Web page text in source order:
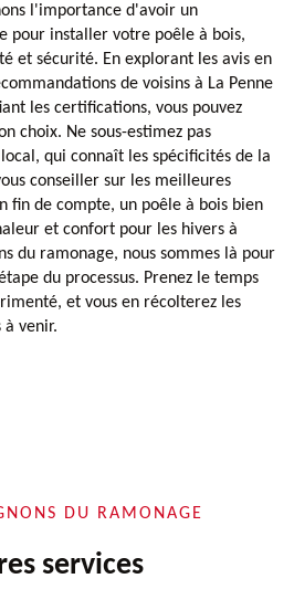
l'importance d'avoir un
pour installer votre poêle à bois,
et sécurité. En explorant les avis en
de voisins à La Penne
les certifications, vous pouvez
choix. Ne sous-estimez pas
qui connaît les spécificités de la
conseiller sur les meilleures
fin de compte, un poêle à bois bien
et confort pour les hivers à
du ramonage, nous sommes là pour
du processus. Prenez le temps
et vous en récolterez les
à venir.
DU RAMONAGE
services